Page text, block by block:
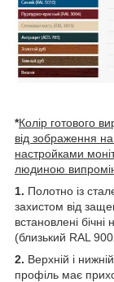
*Колір готового
від зображення
настройками
людиною
1. Полотно із
захистом від
встановлені
(близький RAL
2. Верхній і
профіль має